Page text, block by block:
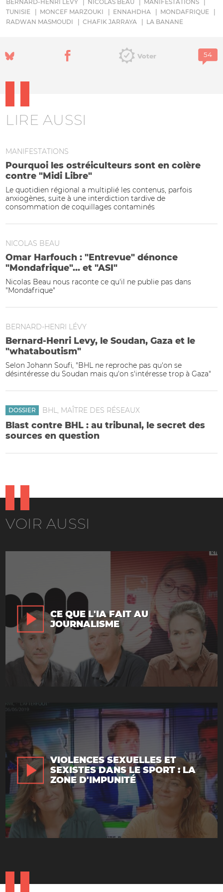
BERNARD-HENRI LÉVY NICOLAS BEAU
MANIFESTATIONS
TUNISIE
MONCEF MARZOUKI ENNAHDHA
MONDAFRIQUE
RADWAN MASMOUDI
CHAFIK JARRAYA LA BANANE
Voter
LIRE AUSSI
MANIFESTATIONS
Pourquoi les ostréiculteurs sont en colère
contre "Midi Libre"
Le quotidien régional a multiplié les contenus, parfois
anxiogènes, suite à une interdiction tardive de
consommation de coquillages contaminés
NICOLAS BEAU
Omar Harfouch : "Entrevue" dénonce
"Mondafrique"... et "ASI"
Nicolas Beau nous raconte ce qu'il ne publie pas dans
"Mondafrique"
BERNARD-HENRI LÉVY
Bernard-Henri Levy, le Soudan, Gaza et le
"whataboutism"
Selon Johann Soufi, "BHL ne reproche pas qu'on se
désintéresse du Soudan mais qu'on s'intéresse trop à Gaza"
DOSSIER BHL, MAÎTRE DES RÉSEAUX
Blast contre BHL : au tribunal, le secret des
sources en question
VOIR AUSSI
CE QUE L'IA FAIT AU
JOURNALISME
VIOLENCES SEXUELLES ET
SEXISTES DANS LE SPORT : LA
ZONE D'IMPUNITÉ